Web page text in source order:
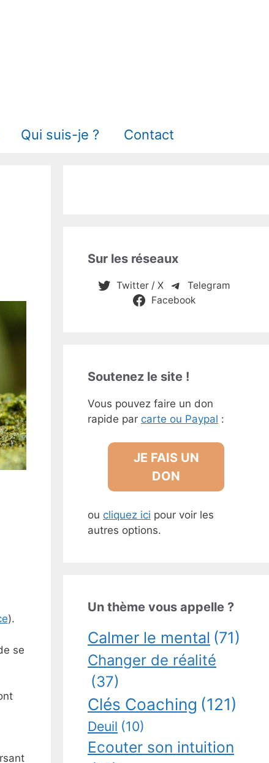
Qui suis-je ? Contact
).
se
Sur les réseaux
Twitter / X
Telegram
Facebook
Soutenez le site !
Vous pouvez faire un don
rapide par carte ou Paypal :
JE FAIS UN
DON
ou cliquez ici pour voir les
autres options.
Un thème vous appelle ?
Calmer le mental (71)
Changer de réalité
(37)
Clés Coaching (121)
Deuil (10)
Ecouter son intuition